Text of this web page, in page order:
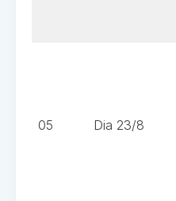
05 Dia 23/8